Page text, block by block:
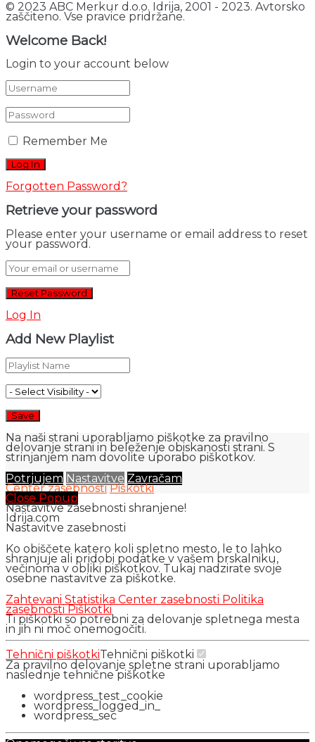
© 2023 ABC Merkur d.o.o. Idrija, 2001 - 2023. Avtorsko
zaščiteno. Vse pravice pridržane.
Welcome Back!
Login to your account below
Remember Me
Forgotten Password?
Retrieve your password
Please enter your username or email address to reset
your password.
Log In
Add New Playlist
Na naši strani uporabljamo piškotke za pravilno
delovanje strani in beleženje obiskanosti strani. S
strinjanjem nam dovolite uporabo piškotkov.
Potrjujem Nastavitve Zavračam
Center zasebnosti Piškotki
Close Popup
Nastavitve zasebnosti shranjene!
Idrija.com
Nastavitve zasebnosti
Ko obiščete katero koli spletno mesto, le to lahko
shranjuje ali pridobi podatke v vašem brskalniku,
večinoma v obliki piškotkov. Tukaj nadzirate svoje
osebne nastavitve za piškotke.
Zahtevani Statistika Center zasebnosti Politika
zasebnosti Piškotki
Ti piškotki so potrebni za delovanje spletnega mesta
in jih ni moč onemogočiti.
Tehnični piškotkiTehnični piškotki
Za pravilno delovanje spletne strani uporabljamo
naslednje tehnične piškotke
wordpress_test_cookie
wordpress_logged_in_
wordpress_sec